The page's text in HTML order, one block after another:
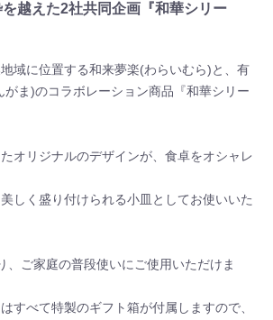
越えた2社共同企画『和華シリー
域に位置する和来夢楽(わらいむら)と、有
がま)のコラボレーション商品『和華シリー
オリジナルのデザインが、食卓をオシャレ
しく盛り付けられる小皿としてお使いいた
、ご家庭の普段使いにご使用いただけま
すべて特製のギフト箱が付属しますので、